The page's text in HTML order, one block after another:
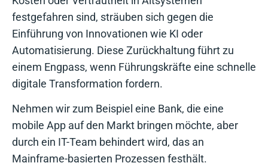
festgefahren sind, sträuben sich gegen die
Einführung von Innovationen wie KI oder
Automatisierung. Diese Zurückhaltung führt zu
einem Engpass, wenn Führungskräfte eine schnelle
digitale Transformation fordern.
Nehmen wir zum Beispiel eine Bank, die eine
mobile App auf den Markt bringen möchte, aber
durch ein IT-Team behindert wird, das an
Mainframe-basierten Prozessen festhält.